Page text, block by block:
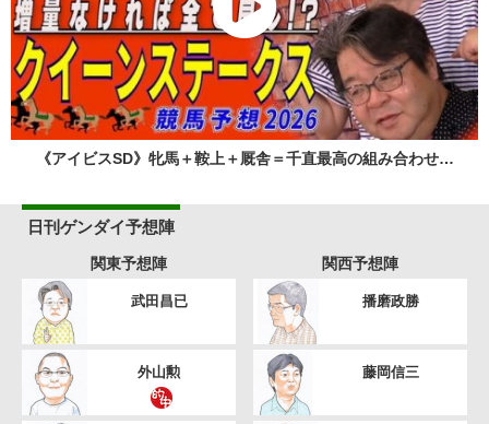
《アイビスSD》牝馬＋鞍上＋厩舎＝千直最高の組み合わせ…
日刊ゲンダイ予想陣
関東予想陣
武田昌已
外山勲
関西予想陣
播磨政勝
藤岡信三